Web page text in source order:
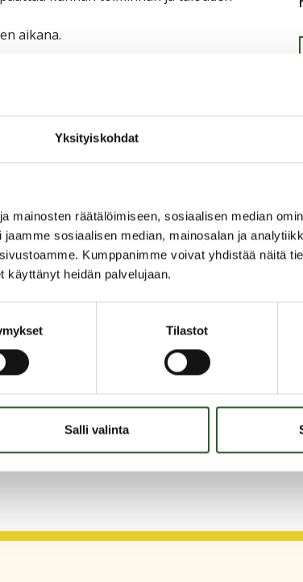
Yksityiskohdat
mainosten räätälöimiseen, sosiaalisen median
sosiaalisen median, mainosalan ja
Kumppanimme voivat yhdistää näitä
käyttänyt heidän palvelujaan.
Tilastot
Salli valinta
aikana.
esittämällä
kunnan kehittämisestä
sekä tulevaisuuden kannalta
kausiasukkaille ja myös
rakentamisessa – toivomme
strategiatyössä kevään 2026